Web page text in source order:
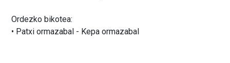
Ordezko bikotea:
• Patxi ormazabal - Kepa ormazabal